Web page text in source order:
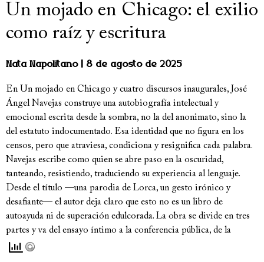
Un mojado en Chicago: el exilio
como raíz y escritura
Nata Napolitano 8 de agosto de 2025
En Un mojado en Chicago y cuatro discursos inaugurales, José
Ángel Navejas construye una autobiografía intelectual y
emocional escrita desde la sombra, no la del anonimato, sino la
del estatuto indocumentado. Esa identidad que no figura en los
censos, pero que atraviesa, condiciona y resignifica cada palabra.
Navejas escribe como quien se abre paso en la oscuridad,
tanteando, resistiendo, traduciendo su experiencia al lenguaje.
Desde el título —una parodia de Lorca, un gesto irónico y
desafiante— el autor deja claro que esto no es un libro de
autoayuda ni de superación edulcorada. La obra se divide en tres
partes y va del ensayo íntimo a la conferencia pública, de la